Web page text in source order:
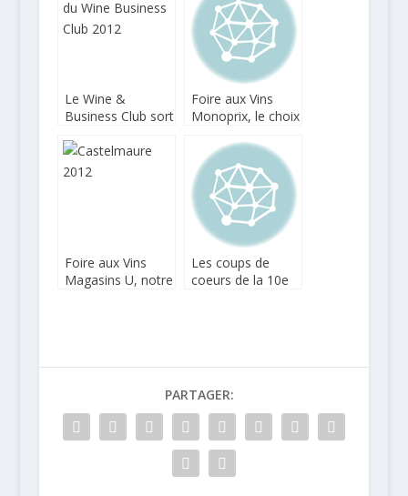
Le Wine &
Business Club sort
Vins
Foire aux Vins
Monoprix, le choix
Foire aux Vins
Magasins U, notre
Les coups de
coeurs de la 10e
PARTAGER: